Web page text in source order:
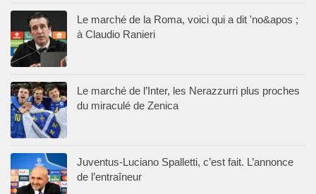
Le marché de la Roma, voici qui a dit 'no&apos ;
à Claudio Ranieri
Le marché de l’Inter, les Nerazzurri plus proches
du miraculé de Zenica
Juventus-Luciano Spalletti, c’est fait. L’annonce
de l’entraîneur